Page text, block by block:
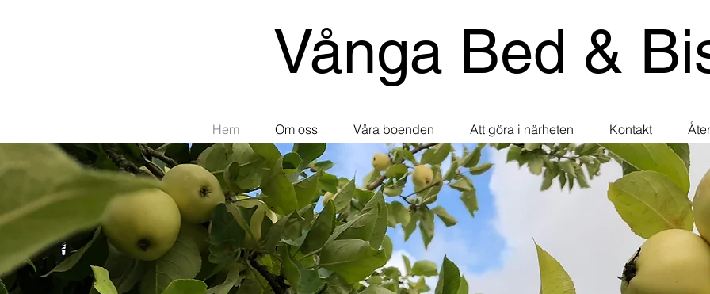
Vånga Bed &
Hem Om oss Våra boenden Att göra i närheten Kontakt